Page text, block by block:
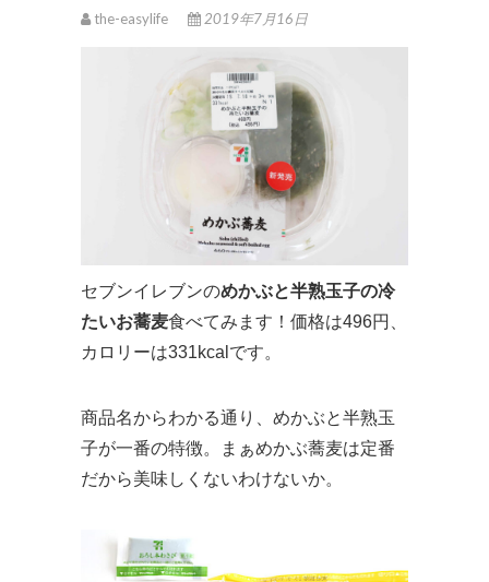
the-easylife 2019年7月16日
セブンイレブンのめかぶと半熟玉子の冷
たいお蕎麦食べてみます！価格は496円、
カロリーは331kcalです。
商品名からわかる通り、めかぶと半熟玉
子が一番の特徴。まぁめかぶ蕎麦は定番
だから美味しくないわけないか。